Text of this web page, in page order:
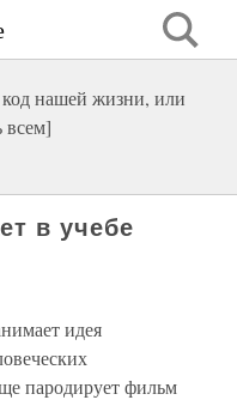
нашей жизни, или
всем]
в учебе
идея
пародирует фильм